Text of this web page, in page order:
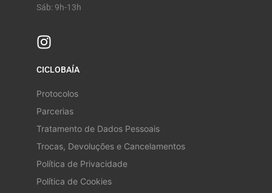
Sáb: 9h-13h
CICLOBAÍA
Protocolos
Parcerias
Tratamento de Dados Pessoais
Trocas, Devoluções e Cancelamentos
Política de Privacidade
Política de Cookies